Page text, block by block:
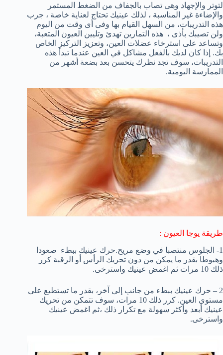
لتوتر والإجهاد وهى تصاب بالجفاف من الضغط المستمر
و الإضاءة غير المناسبة ، لذلك عينيك تحتاج لعناية خاصة ، جرب
هذه التدريبات، من السهل القيام بها وفى أى وقت من اليوم
ولن تصيبك بأذى ، هذه التمارين تهدئ وتليين العيون المتعبة،
وتساعد على استرخاء عضلات العين، وتعزيز
التركيز الخاص
بك. إذا كان لديك بالفعل مشاكل في العين عندما تبدأ هذه
التدريبات، سوف تجد نظرك يتحسن بعد بضعة أشهر من
الممارسة اليومية.
طريقة يوجا العيون :
1- الجلوس
منتصبا في وضع مريح.حرك عينيك ببطء صعودا
وهبوطا بقدر ما يمكن من دون تحريك الرأس أو الرقبة كرر
ذلك 10 مرات ثم اغمض عينيك واسترخى.
2 – حرك عينيك ببطء من جانب إلى آخر ، بقدر ما تستطيع على
مستوى العين. كرر ذلك 10 مرات، سوف تتمكن من تحريك
عينيك أبعد و أكثر سهولة مع تكرار ذلك ،ثم اغمض عينيك
واسترخى.